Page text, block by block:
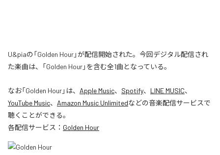
U&piaの「Golden Hour」が配信開始された。今回デジタル配信され
た楽曲は、「Golden Hour」を含む全1曲となっている。
なお「Golden Hour」は、 Apple Music、 Spotify、 LINE MUSIC、
YouTube Music、 Amazon Music Unlimitedなどの音楽配信サービスで
聴くことができる。
各配信サービス： Golden Hour